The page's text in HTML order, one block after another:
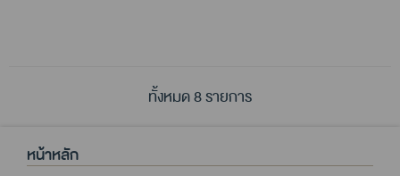
ทั้งหมด 8 รายการ
หน้าหลัก